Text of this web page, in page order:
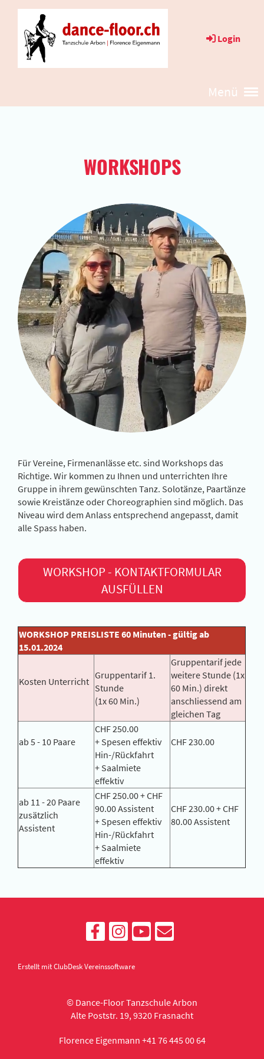
Login
Menü
WORKSHOPS
Für Vereine, Firmenanlässe etc. sind Workshops das
Richtige. Wir kommen zu Ihnen und unterrichten Ihre
Gruppe in ihrem gewünschten Tanz. Solotänze, Paartänze
sowie Kreistänze oder Choreographien sind möglich. Das
Niveau wird dem Anlass entsprechend angepasst, damit
alle Spass haben.
WORKSHOP - KONTAKTFORMULAR
AUSFÜLLEN
WORKSHOP PREISLISTE 60 Minuten - gültig ab
15.01.2024
Kosten Unterricht
Gruppentarif 1.
Stunde
(1x 60 Min.)
Gruppentarif jede
weitere Stunde (1x
60 Min.) direkt
anschliessend am
gleichen Tag
ab 5 - 10 Paare
CHF 250.00
+ Spesen effektiv
Hin-/Rückfahrt
+ Saalmiete
effektiv
CHF 230.00
ab 11 - 20 Paare
zusätzlich
Assistent
CHF 250.00 + CHF
90.00 Assistent
+ Spesen effektiv
Hin-/Rückfahrt
+ Saalmiete
effektiv
CHF 230.00 + CHF
80.00 Assistent
Erstellt mit ClubDesk Vereinssoftware
© Dance-Floor Tanzschule Arbon
Alte Poststr. 19, 9320 Frasnacht
Florence Eigenmann +41 76 445 00 64